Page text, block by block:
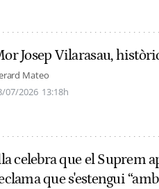
Josep Vilarasau,
Mateo
07/2026 13:18h
celebra que el Suprem
que s'estengui